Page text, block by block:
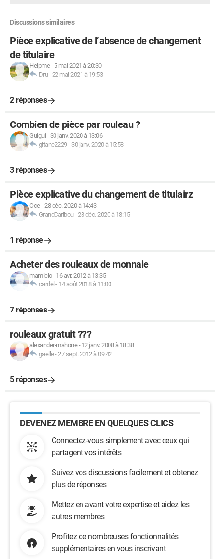
Discussions similaires
Pièce explicative de l’absence de changement
de titulaire
Helpme- 5 mai 2021 à 20:30
Dru-22 mai 2021 à 19:53
2 réponses
Combien de pièce par rouleau ?
Guigui - 30 janv. 2020 à 13:06
gitane2229- 30 janv. 2020 à 15:58
3 réponses
Pièce explicative du changement de titulairz
Oce-28 déc. 2020 à 14:43
GrandCaribou-28 déc. 2020 à 18:15
1 réponse
Acheter des rouleaux de monnaie
mamiclo- 16 avr. 2012 à 13:35
cardel - 14 août 2018 à 11:00
7 réponses
rouleaux gratuit ???
alexander-mahone- 12 janv. 2008 à 18:38
gaelle-27 sept. 2012 à 09:42
5 réponses
DEVENEZ MEMBRE EN QUELQUES CLICS
Connectez-vous simplement avec ceux qui
partagent vos intérêts
Suivez vos discussions facilement et obtenez
plus de réponses
Mettez en avant votre expertise et aidez les
autres membres
Profitez de nombreuses fonctionnalités
supplémentaires en vous inscrivant